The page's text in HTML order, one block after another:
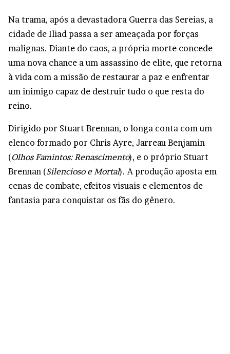
Na trama, após a devastadora Guerra das Sereias, a
cidade de Iliad passa a ser ameaçada por forças
malignas. Diante do caos, a própria morte concede
uma nova chance a um assassino de elite, que retorna
à vida com a missão de restaurar a paz e enfrentar
um inimigo capaz de destruir tudo o que resta do
reino.
Dirigido por Stuart Brennan, o longa conta com um
elenco formado por Chris Ayre, Jarreau Benjamin
(Olhos Famintos: Renascimento), e o próprio Stuart
Brennan (Silencioso e Mortal). A produção aposta em
cenas de combate, efeitos visuais e elementos de
fantasia para conquistar os fãs do gênero.